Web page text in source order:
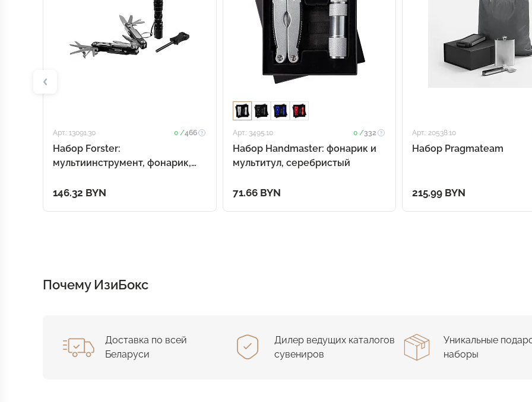
Арт.: 13091.30 0 /466
Набор Forster:
мультиинструмент, фонарик,
146.32 BYN
Арт.: 3495.10 0 /332
Набор Handmaster: фонарик и
мультитул, серебристый
71.66 BYN
Арт.: 20538.10
Набор Pragmateam
215.99 BYN
Почему ИзиБокс
Доставка по всей
Беларуси
Дилер ведущих каталогов
сувениров
Уникальные
наборы